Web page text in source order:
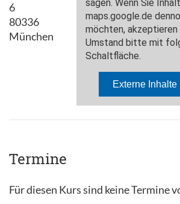
6
80336
München
Termine
Für diesen Kurs sind keine Termine